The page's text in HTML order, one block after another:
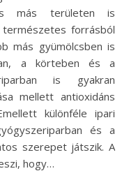
más területen is
forrásból
más gyümölcsben is
a körteben és a
is gyakran
mellett antioxidáns
különféle ipari
és a
szerepet játszik. A
hogy…